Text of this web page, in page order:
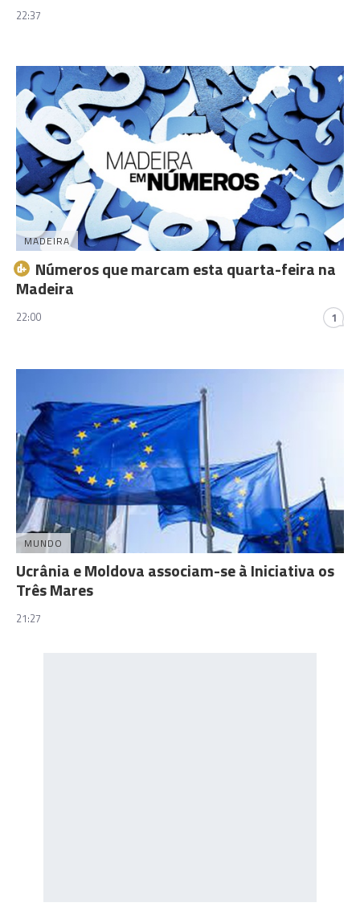
22:37
MADEIRA
Números que marcam esta quarta-feira na
Madeira
22:00 1
MUNDO
Ucrânia e Moldova associam-se à Iniciativa os
Três Mares
21:27